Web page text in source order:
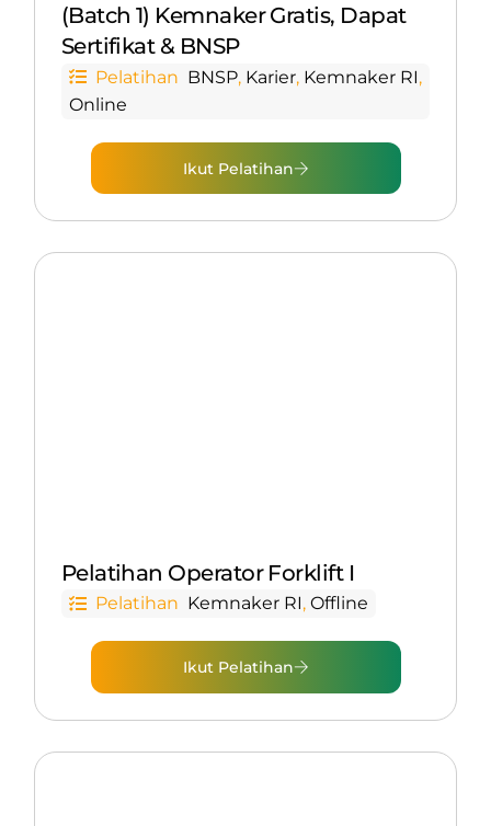
(Batch 1) Kemnaker Gratis, Dapat
Sertifikat & BNSP
Pelatihan BNSP, Karier, Kemnaker RI,
Online
Ikut Pelatihan
Pelatihan Operator Forklift I
Pelatihan Kemnaker RI, Offline
Ikut Pelatihan